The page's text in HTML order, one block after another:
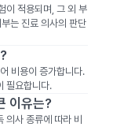
이 적용되며, 그 외 부
는 진료 의사의 판단
비용이 증가합니다.
필요합니다.
이유는?
사 종류에 따라 비